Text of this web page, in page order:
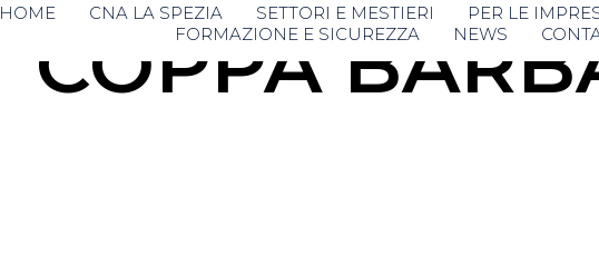
Skip
to
HOME CNA LA SPEZIA SETTORI E MESTIERI PER LE
FORMAZIONE E SICUREZZA
NEWS
COPPA